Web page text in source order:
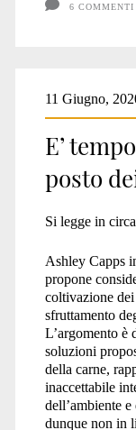
6 COMMENTI
11 Giugno,
E’
posto
Si legge in
Ashley Capps
propone
coltivazione
sfruttamento
L’argomento è
soluzioni
della carne,
inaccettabile
dell’ambiente
dunque non in